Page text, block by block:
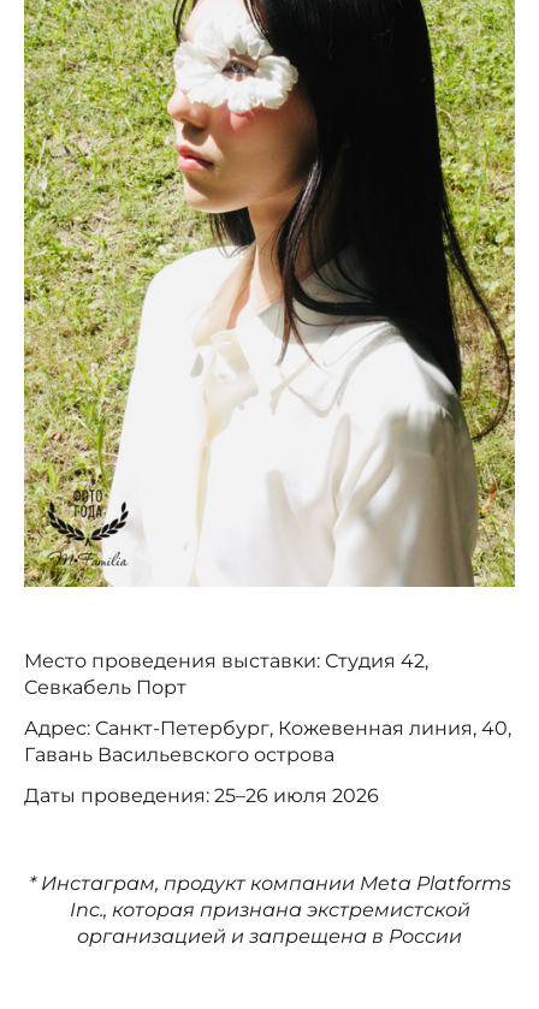
Место проведения выставки: Студия 42,
Севкабель Порт
Адрес: Санкт-Петербург, Кожевенная линия, 40,
Гавань Васильевского острова
Даты проведения: 25–26 июля 2026
* Инстаграм, продукт компании Meta Platforms
Inc., которая признана экстремистской
организацией и запрещена в России